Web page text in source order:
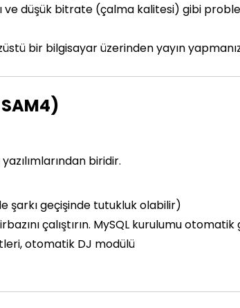
ve düşük bitrate (çalma kalitesi) gibi
bir bilgisayar üzerinden yayın
biridir.
şarkı geçişinde tutukluk olabilir)
çalıştırın. MySQL kurulumu otomatik
otomatik DJ modülü